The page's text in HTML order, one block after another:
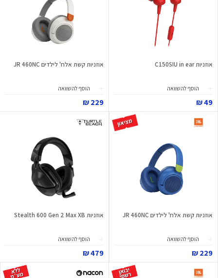
אוזניות C150SIU in ear
הוסף להשוואה
49 ₪
אוזניות קשת אלח' לילדים JR 460NC
הוסף להשוואה
229 ₪
אוזניות קשת אלח' לילדים JR 460NC
הוסף להשוואה
229 ₪
אוזניות Stealth 600 Gen 2 Max XB
הוסף להשוואה
479 ₪